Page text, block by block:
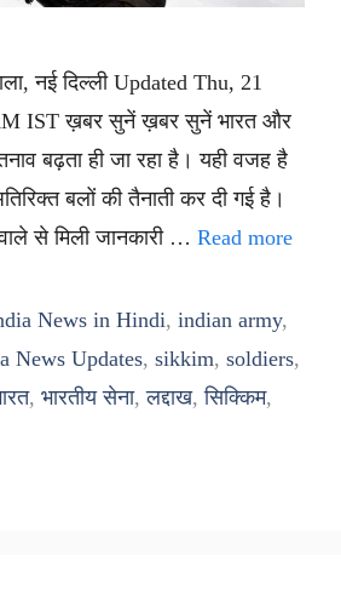
नई दिल्ली Updated Thu, 21
IST ख़बर सुनें ख़बर सुनें भारत और
बढ़ता ही जा रहा है। यही वजह है
बलों की तैनाती कर दी गई है।
से मिली जानकारी … Read more
News in Hindi, indian army,
News Updates, sikkim, soldiers,
, भारतीय सेना,लद्दाख,सिक्किम,